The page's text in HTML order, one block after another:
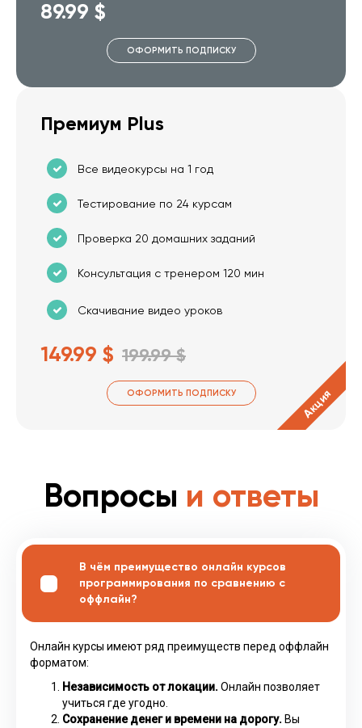
89.99 $
ОФОРМИТЬ ПОДПИСКУ
Премиум Plus
Все видеокурсы на 1 год
Тестирование по 24 курсам
Проверка 20 домашних заданий
Консультация с тренером 120 мин
Скачивание видео уроков
149.99 $ 199.99 $
ОФОРМИТЬ ПОДПИСКУ Акция
Вопросы и ответы
В чём преимущество онлайн курсов
программирования по сравнению с
оффлайн?
Онлайн курсы имеют ряд преимуществ перед оффлайн
форматом:
Независимость от локации. Онлайн позволяет
учиться где угодно.
Сохранение денег и времени на дорогу. Вы